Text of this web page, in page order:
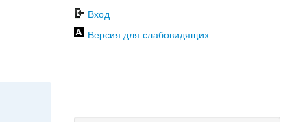
Вход
Версия для слабовидящих